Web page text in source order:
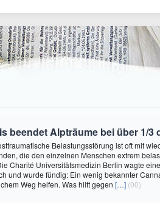
beendet Alpträume bei über 1/3
Belastungsstörung ist oft mit
die den einzelnen Menschen extrem
Charité Universitätsmedizin Berlin wagte
und wurde fündig: Ein wenig bekannter
Weg helfen. Was hilft gegen […] (00)